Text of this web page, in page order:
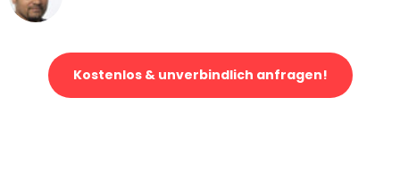
Kostenlos & unverbindlich anfragen!